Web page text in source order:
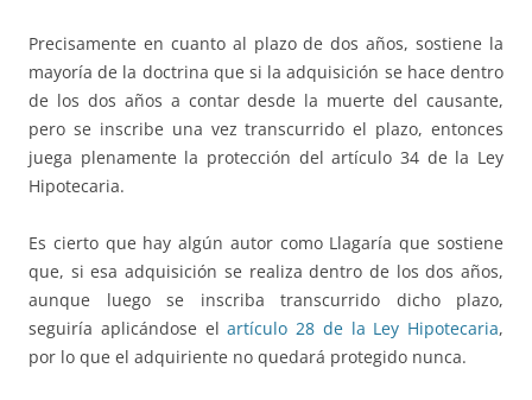
Precisamente en cuanto al plazo de dos años, sostiene la
mayoría de la doctrina que si la adquisición se hace dentro
de los dos años a contar desde la muerte del causante,
pero se inscribe una vez transcurrido el plazo, entonces
juega plenamente la protección del artículo 34 de la Ley
Hipotecaria.
Es cierto que hay algún autor como Llagaría que sostiene
que, si esa adquisición se realiza dentro de los dos años,
aunque luego se inscriba transcurrido dicho plazo,
seguiría aplicándose elartículo 28 de la Ley Hipotecaria,
por lo que el adquiriente no quedará protegido nunca.